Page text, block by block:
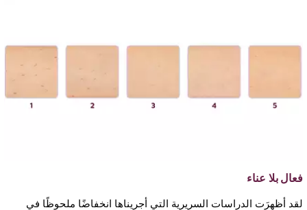
فعال بلا عناء
لقد أظهرَت الدراسات السريرية التي أجريناها انخفاضًا ملحوظًا في